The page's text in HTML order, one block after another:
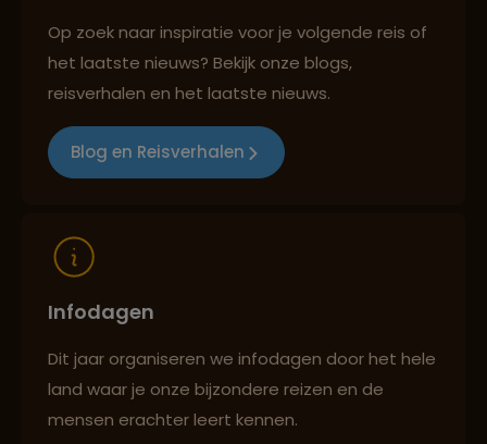
Reizen met oog voor mens, cultuur en milieu
Op zoek naar inspiratie voor je volgende reis of
het laatste nieuws? Bekijk onze blogs,
reisverhalen en het laatste nieuws.
Blog en Reisverhalen
Infodagen
Dit jaar organiseren we infodagen door het hele
land waar je onze bijzondere reizen en de
mensen erachter leert kennen.